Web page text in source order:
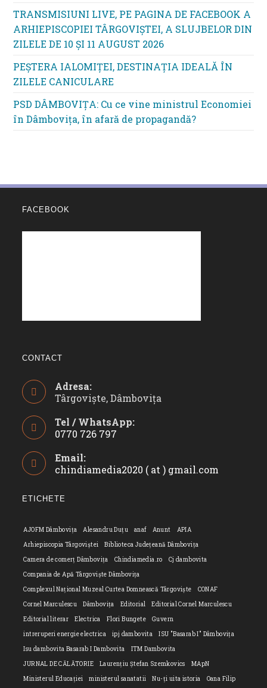
TRANSMISIUNI LIVE, PE PAGINA DE FACEBOOK A
ARHIEPISCOPIEI TÂRGOVIȘTEI, A SLUJBELOR DIN
ZILELE DE 10 ȘI 11 AUGUST 2026
PEȘTERA IALOMIȚEI, DESTINAȚIA IDEALĂ ÎN
ZILELE CANICULARE
PSD DÂMBOVIȚA: Cu ce vine ministrul Economiei
în Dâmbovița, în afară de propagandă?
FACEBOOK
CONTACT
Adresa:
Târgoviște, Dâmbovița
Tel / WhatsApp:
0770 726 797
in
your
Email:
chindiamedia2020 ( at ) gmail.com
ETICHETE
AJOFM Dâmbovița Alesandru Duțu anaf Anunt
APIA
Arhiepiscopia Târgoviștei
Biblioteca Județeană Dâmbovița
Camera de comerț Dâmbovița
Chindiamedia.ro
Cj dambovita
Compania de Apă Târgoviște Dâmbovița
Complexul Național Muzeal Curtea Domnească Târgoviște
CONAF
Cornel Marculescu
Dâmbovița Editorial
Editorial Cornel Marculescu
Editorial literar
Electrica Flori Bungete
Guvern
intreruperi energie electrica
ipj dambovita
ISU "Basarab I" Dâmbovița
Isu dambovita Basarab I Dambovita
ITM Dambovita
JURNAL DE CĂLĂTORIE
Laurențiu Ștefan Szemkovics
MApN
Ministerul Educației
ministerul sanatatii Nu-ți uita istoria Oana Filip